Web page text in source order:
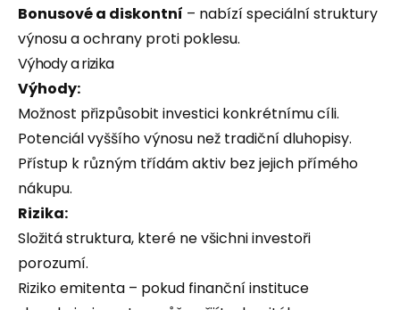
Bonusové a diskontní – nabízí speciální struktury
výnosu a ochrany proti poklesu.
Výhody a rizika
Výhody:
Možnost přizpůsobit investici konkrétnímu cíli.
Potenciál vyššího výnosu než tradiční dluhopisy.
Přístup k různým třídám aktiv bez jejich přímého
nákupu.
Rizika:
Složitá struktura, které ne všichni investoři
porozumí.
Riziko emitenta – pokud finanční instituce